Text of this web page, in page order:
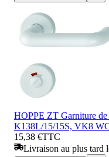
HOPPE ZT Garniture de
K138L/15/15S, VK8
15,38 €TTC
Livraison au plus tard